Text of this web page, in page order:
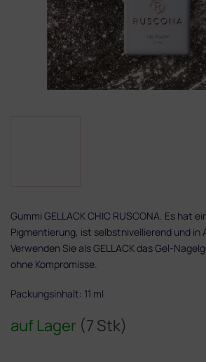
auf Lager (7 Stk)
Gummi GELLACK CHIC RUSCONA. Es hat
Pigmentierung, ist selbstnivellierend und in
Verwenden Sie als GELLACK das Gel-
ohne Kompromisse.
Packungsinhalt: 11 ml